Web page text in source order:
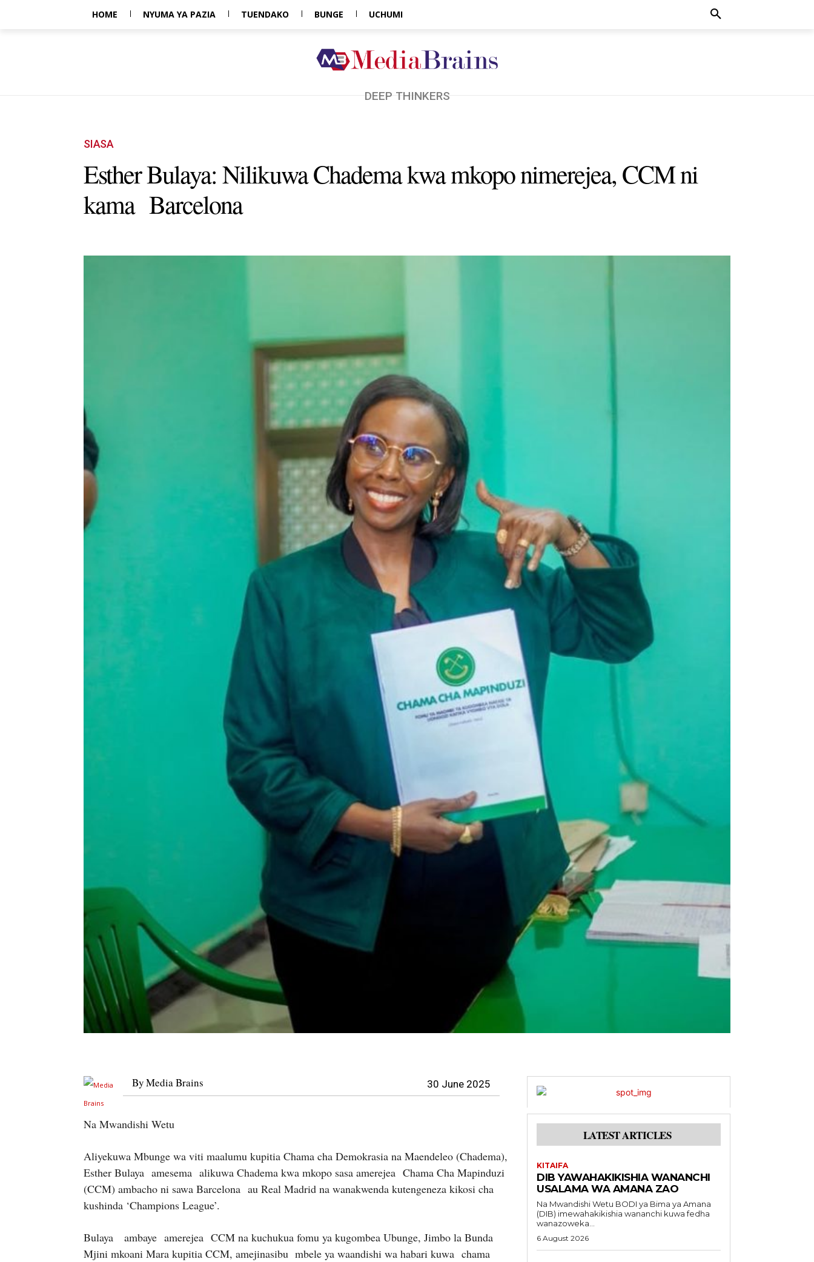
HOME NYUMA YA PAZIA TUENDAKO BUNGE UCHUMI
DEEP THINKERS
SIASA
Esther Bulaya: Nilikuwa Chadema kwa mkopo nimerejea, CCM ni
kama Barcelona
ByMedia Brains 30 June 2025
Na Mwandishi Wetu
Aliyekuwa Mbunge wa viti maalumu kupitia Chama cha Demokrasia na Maendeleo (Chadema),
Esther Bulaya amesema alikuwa Chadema kwa mkopo sasa amerejea Chama Cha Mapinduzi
(CCM) ambacho ni sawa Barcelona au Real Madrid na wanakwenda kutengeneza kikosi cha
kushinda ‘Champions League’.
Bulaya ambaye amerejea CCM na kuchukua fomu ya kugombea Ubunge, Jimbo la Bunda
Mjini mkoani Mara kupitia CCM, amejinasibu mbele ya waandishi wa habari kuwa chama
LATEST ARTICLES
KITAIFA
DIB YAWAHAKIKISHIA WANANCHI
USALAMA WA AMANA ZAO
Na Mwandishi Wetu BODI ya Bima ya Amana
(DIB) imewahakikishia wananchi kuwa fedha
wanazoweka...
6 August 2026